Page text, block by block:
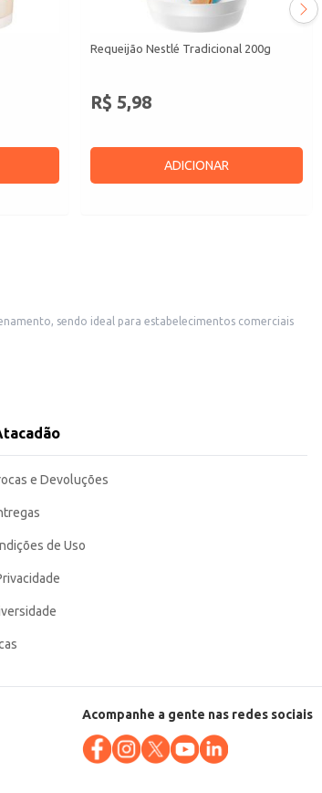
Requeijão Nestlé Tradicional 200g
R$ 5,98
ADICIONAR
custo-
e Devoluções
de Uso
Acompanhe a gente nas redes sociais